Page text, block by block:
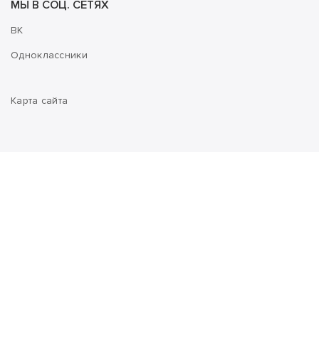
МЫ В СОЦ. СЕТЯХ
ВК
Одноклассники
Карта сайта